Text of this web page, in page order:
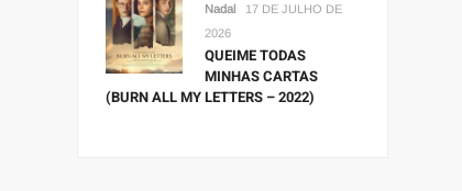
Nadal
17 DE JULHO DE
2026
QUEIME TODAS
MINHAS CARTAS
(BURN ALL MY LETTERS – 2022)